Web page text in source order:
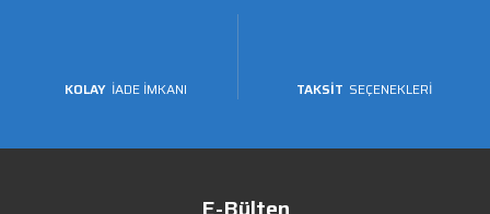
KOLAY İADE İMKANI TAKSİT SEÇENEKLERİ